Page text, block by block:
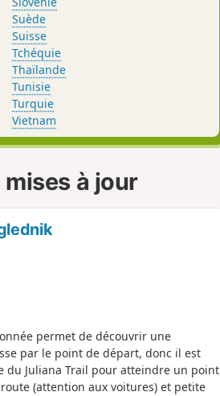
Suède
Suisse
Tchéquie
Thaïlande
Tunisie
Turquie
Vietnam
à jour
permet de découvrir une
par le point de départ, donc il est
du Juliana Trail pour atteindre un point
(attention aux voitures) et petite